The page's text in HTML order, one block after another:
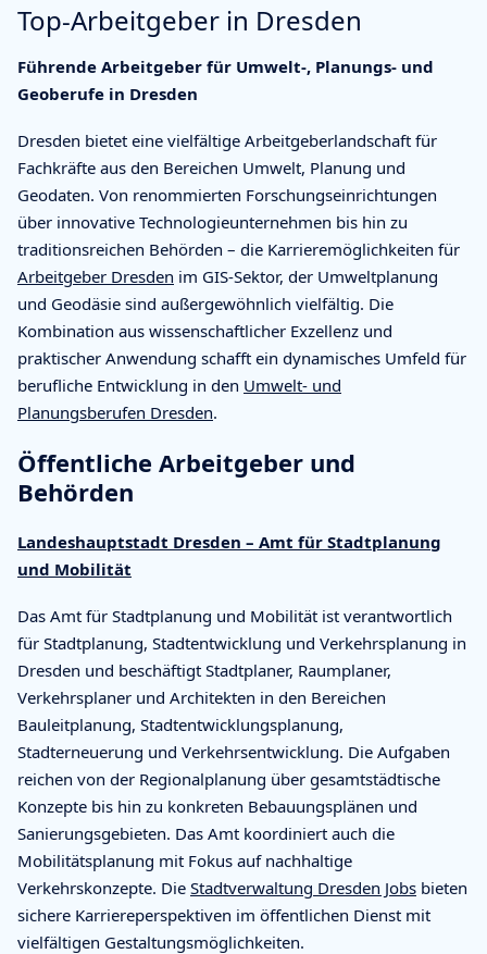
Top-Arbeitgeber in Dresden
Führende Arbeitgeber für Umwelt-, Planungs- und
Geoberufe in Dresden
Dresden bietet eine vielfältige Arbeitgeberlandschaft für
Fachkräfte aus den Bereichen Umwelt, Planung und
Geodaten. Von renommierten Forschungseinrichtungen
über innovative Technologieunternehmen bis hin zu
traditionsreichen Behörden – die Karrieremöglichkeiten für
Arbeitgeber Dresden im GIS-Sektor, der Umweltplanung
und Geodäsie sind außergewöhnlich vielfältig. Die
Kombination aus wissenschaftlicher Exzellenz und
praktischer Anwendung schafft ein dynamisches Umfeld für
berufliche Entwicklung in den Umwelt- und
Planungsberufen Dresden.
Öffentliche Arbeitgeber und
Behörden
Landeshauptstadt Dresden – Amt für Stadtplanung
und Mobilität
Das Amt für Stadtplanung und Mobilität ist verantwortlich
für Stadtplanung, Stadtentwicklung und Verkehrsplanung in
Dresden und beschäftigt Stadtplaner, Raumplaner,
Verkehrsplaner und Architekten in den Bereichen
Bauleitplanung, Stadtentwicklungsplanung,
Stadterneuerung und Verkehrsentwicklung. Die Aufgaben
reichen von der Regionalplanung über gesamtstädtische
Konzepte bis hin zu konkreten Bebauungsplänen und
Sanierungsgebieten. Das Amt koordiniert auch die
Mobilitätsplanung mit Fokus auf nachhaltige
Verkehrskonzepte. Die Stadtverwaltung Dresden Jobs bieten
sichere Karriereperspektiven im öffentlichen Dienst mit
vielfältigen Gestaltungsmöglichkeiten.